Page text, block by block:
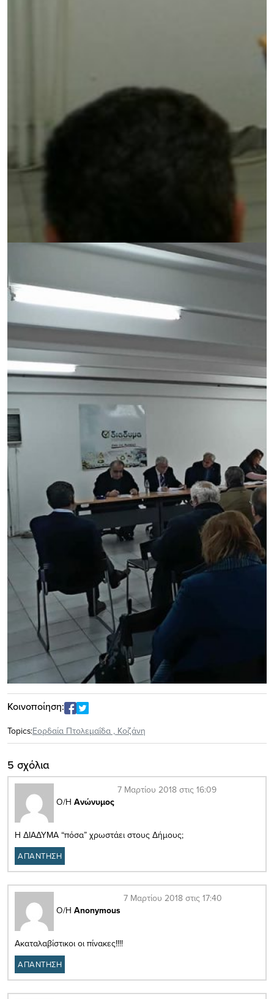
Κοινοποίηση:
Topics:Εορδαία Πτολεμαΐδα , Κοζάνη
5 σχόλια
Ο/Η Ανώνυμος
7 Μαρτίου 2018 στις 16:09
Η ΔΙΑΔΥΜΑ “πόσα” χρωστάει στους Δήμους;
ΑΠΑΝΤΗΣΗ
Ο/Η Anonymous
7 Μαρτίου 2018 στις 17:40
Ακαταλαβίστικοι οι πίνακες!!!!
ΑΠΑΝΤΗΣΗ